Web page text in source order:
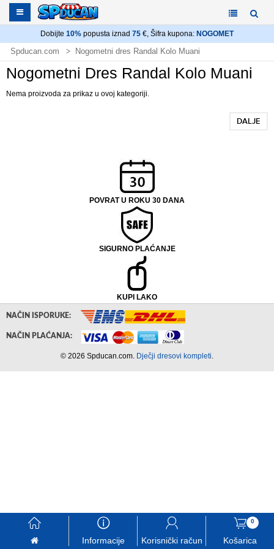
Dobijte 10% popusta iznad 75 €, Šifra kupona: NOGOMET
Spducan.com Nogometni dres Randal Kolo Muani
Nogometni Dres Randal Kolo Muani
Nema proizvoda za prikaz u ovoj kategoriji.
DALJE
POVRAT U ROKU 30 DANA
SIGURNO PLAĆANJE
KUPI LAKO
󰃱 󰈢
Informacije
󰃳
Korisnički račun
0
󰃦
Košarica
NAČIN ISPORUKE:
NAČIN PLAĆANJA:
© 2026 Spducan.com. Dječji dresovi kompleti.